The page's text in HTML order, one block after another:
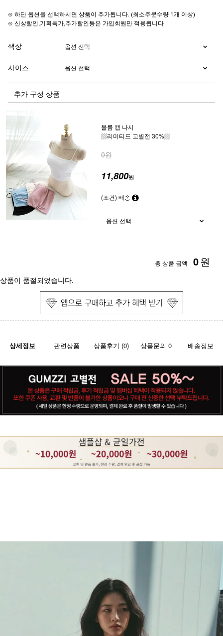
⊙ 하단 옵션을 선택하시면 상품이 추가됩니다. (최소주문수량 1개 이상)
⊙ 신상할인,기획특가,추가할인등은 가입회원만 적용됩니다
색상
사이즈
추가 구성 상품
볼륨 캡 나시
▨리미티드 고별전 30%▨
0원
11,800원
(조건) 배송
총 상품 금액 0원
상품이 품절되었습니다.
상세정보 관련상품 상품후기 (0) 상품문의 0 배송정보